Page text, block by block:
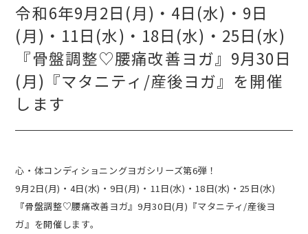
令和6年9月2日(月)・4日(水)・9日
(月)・11日(水)・18日(水)・25日(水)
『骨盤調整♡腰痛改善ヨガ』9月30日
(月)『マタニティ/産後ヨガ』を開催
します
心・体コンディショニングヨガシリーズ第6弾！
9月2日(月)・4日(水)・9日(月)・11日(水)・18日(水)・25日(水)
『骨盤調整♡腰痛改善ヨガ』9月30日(月)『マタニティ/産後ヨ
ガ』を開催します。